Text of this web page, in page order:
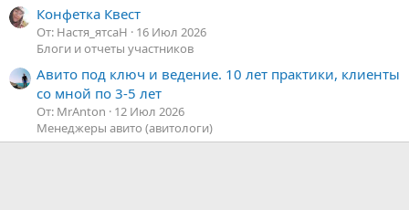
Конфетка Квест
От: Настя_ятсаН
16 Июл 2026
Блоги и отчеты участников
Авито под ключ и ведение. 10 лет практики, клиенты
со мной по 3-5 лет
От: MrAnton
12 Июл 2026
Менеджеры авито (авитологи)